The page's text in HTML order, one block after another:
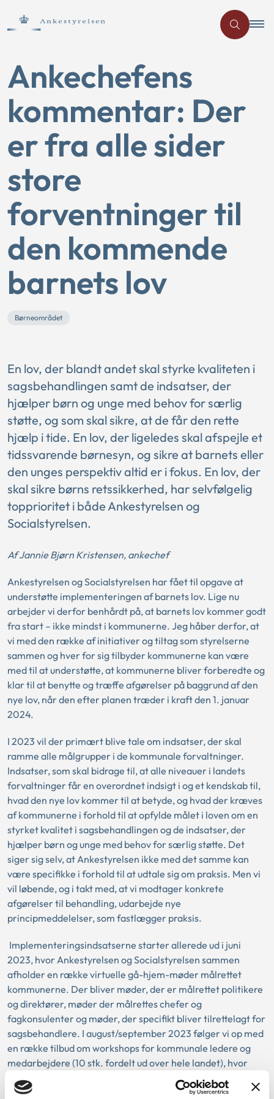
Ankechefens
kommentar: Der
er fra alle sider
store
forventninger til
den kommende
barnets lov
Børneområdet
En lov, der blandt andet skal styrke kvaliteten i
sagsbehandlingen samt de indsatser, der
hjælper børn og unge med behov for særlig
støtte, og som skal sikre, at de får den rette
hjælp i tide. En lov, der ligeledes skal afspejle et
tidssvarende børnesyn, og sikre at barnets eller
den unges perspektiv altid er i fokus. En lov, der
skal sikre børns retssikkerhed, har selvfølgelig
topprioritet i både Ankestyrelsen og
Socialstyrelsen.
Af Jannie Bjørn Kristensen, ankechef
Ankestyrelsen og Socialstyrelsen har fået til opgave at
understøtte implementeringen af barnets lov. Lige nu
arbejder vi derfor benhårdt på, at barnets lov kommer godt
fra start – ikke mindst i kommunerne. Jeg håber derfor, at
vi med den række af initiativer og tiltag som styrelserne
sammen og hver for sig tilbyder kommunerne kan være
med til at understøtte, at kommunerne bliver forberedte og
klar til at benytte og træffe afgørelser på baggrund af den
nye lov, når den efter planen træder i kraft den 1. januar
2024.
I 2023 vil der primært blive tale om indsatser, der skal
ramme alle målgrupper i de kommunale forvaltninger.
Indsatser, som skal bidrage til, at alle niveauer i landets
forvaltninger får en overordnet indsigt i og et kendskab til,
hvad den nye lov kommer til at betyde, og hvad der kræves
af kommunerne i forhold til at opfylde målet i loven om en
styrket kvalitet i sagsbehandlingen og de indsatser, der
hjælper børn og unge med behov for særlig støtte. Det
siger sig selv, at Ankestyrelsen ikke med det samme kan
være specifikke i forhold til at udtale sig om praksis. Men vi
vil løbende, og i takt med, at vi modtager konkrete
afgørelser til behandling, udarbejde nye
principmeddelelser, som fastlægger praksis.
Implementeringsindsatserne starter allerede ud i juni
2023, hvor Ankestyrelsen og Socialstyrelsen sammen
afholder en række virtuelle gå-hjem-møder målrettet
kommunerne. Der bliver møder, der er målrettet politikere
og direktører, møder der målrettes chefer og
fagkonsulenter og møder, der specifikt bliver tilrettelagt for
sagsbehandlere. I august/september 2023 følger vi op med
en række tilbud om workshops for kommunale ledere og
medarbejdere (10 stk. fordelt ud over hele landet), hvor
Ankestyrelsen og Socialstyrelsen vil gå endnu tættere på,
hvad den nye lovgivning betyder for kommunerne.